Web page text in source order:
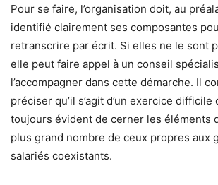
Pour se faire, l’organisation doit, au
identifié clairement ses composantes
retranscrire par écrit. Si elles ne le sont
elle peut faire appel à un conseil
l’accompagner dans cette démarche. Il
préciser qu’il s’agit d’un exercice difficile
toujours évident de cerner les éléments
plus grand nombre de ceux propres aux
salariés coexistants.